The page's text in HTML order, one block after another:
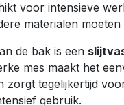
voor intensieve
materialen
de bak is een
mes maakt het
zorgt tegelijkertijd
gebruik.